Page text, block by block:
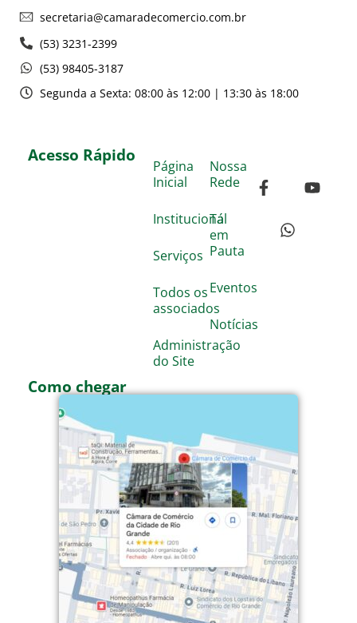
secretaria@camaradecomercio.com.br
(53) 3231-2399
(53) 98405-3187
Segunda a Sexta: 08:00 às 12:00 | 13:30 às 18:00
Acesso Rápido
Página
Inicial
Institucional
Serviços
Todos os
associados
Administração
do Site
Nossa
Rede
Tá
em
Pauta
Eventos
Notícias
Como chegar